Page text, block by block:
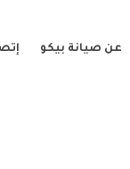
عن صيانة بيكو